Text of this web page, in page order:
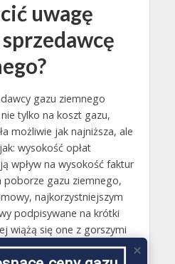
uwagę
gazu ziemnego
tylko na koszt gazu,
możliwie jak najniższa, ale
wysokość opłat
wpływ na wysokość faktur
poborze gazu ziemnego,
najkorzystniejszym
podpisywane na krótki
wiążą się one z gorszymi
skorzystania z opcji